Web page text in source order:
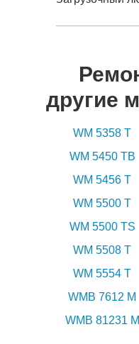
другие
WM 5358 T
WM 5450 TB
WM 5456 T
WM 5500 T
WM 5500 TS
WM 5508 T
WM 5554 T
WMB 7612 M
WMB 81231 M